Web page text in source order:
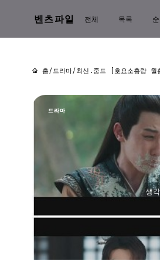
벤츠파일 전체 목록
홈/드라마/최신.중드 [호요소홍랑 월
드라마